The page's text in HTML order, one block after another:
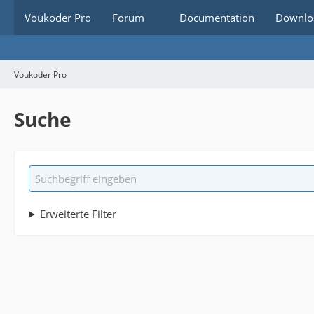
Voukoder Pro Forum Documentation
Voukoder Pro
Suche
Erweiterte Filter